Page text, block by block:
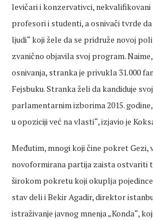
levičari i konzervativci,
profesori i studenti, a osnivači tvrde
ljudi“ koji žele da se pridruže novoj
zvanično objavila svoj program.
osnivanja, stranka je privukla 31.000
Fejsbuku. Stranka želi da kandiduje
parlamentarnim izborima 2015.
u opoziciji već na vlasti“, izjavio je
Međutim, mnogi koji čine pokret Gezi,
novoformirana partija zaista ostvariti
širokom pokretu koji okuplja
stav deli i Bekir Agadir, direktor
istraživanje javnog mnenja „Konda“,